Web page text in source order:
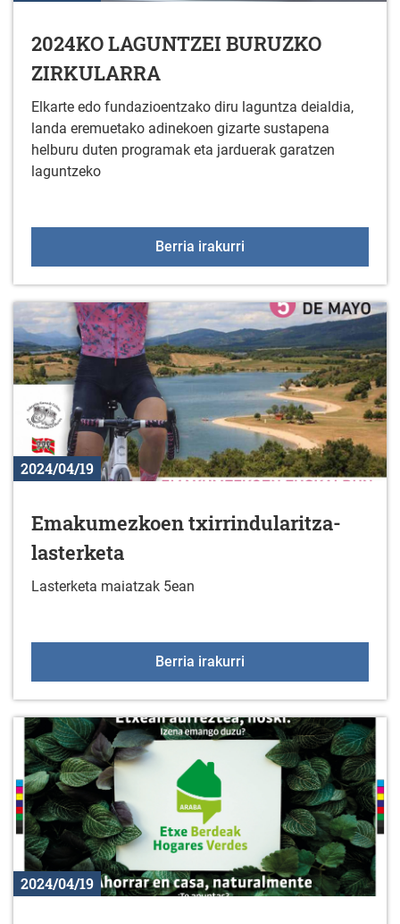
2024KO LAGUNTZEI BURUZKO
ZIRKULARRA
Elkarte edo fundazioentzako diru laguntza deialdia,
landa eremuetako adinekoen gizarte sustapena
helburu duten programak eta jarduerak garatzen
laguntzeko
Berria irakurri
2024/04/19
Emakumezkoen txirrindularitza-
lasterketa
Lasterketa maiatzak 5ean
Berria irakurri
2024/04/19